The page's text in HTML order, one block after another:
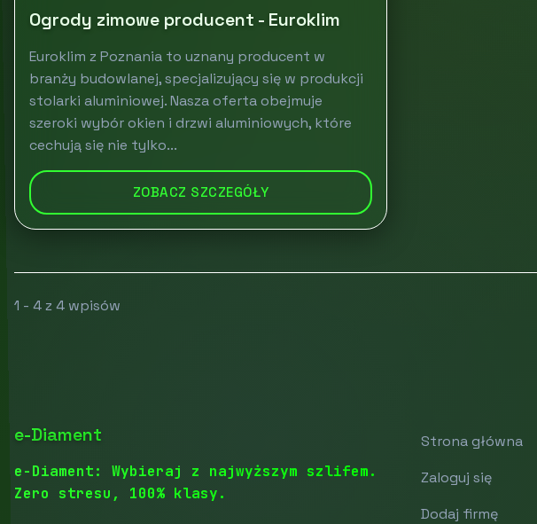
Ogrody zimowe producent - Euroklim
Euroklim z Poznania to uznany producent w
branży budowlanej, specjalizujący się w produkcji
stolarki aluminiowej. Nasza oferta obejmuje
szeroki wybór okien i drzwi aluminiowych, które
cechują się nie tylko...
ZOBACZ SZCZEGÓŁY
1 - 4 z 4 wpisów
e-Diament
e-Diament: Wybieraj z najwyższym szlifem.
Zero stresu, 100% klasy.
Strona główna
Zaloguj się
Dodaj firmę